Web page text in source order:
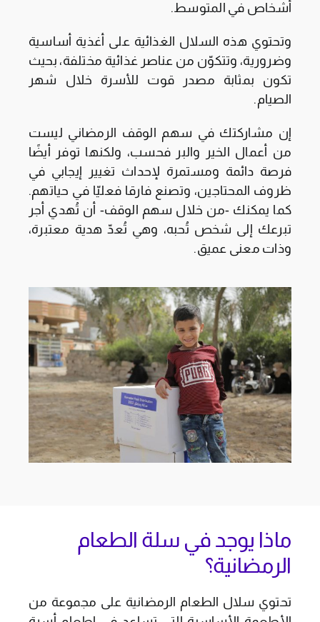
أشخاص في المتوسط.
وتحتوي هذه السلال الغذائية على أغذية أساسية
وضرورية، وتتكوّن من عناصر غذائية مختلفة، بحيث
تكون بمثابة مصدر قوت للأسرة خلال شهر
الصيام.
إن مشاركتك في سهم الوقف الرمضاني ليست
من أعمال الخير والبر فحسب، ولكنها توفر أيضًا
فرصة دائمة ومستمرة لإحداث تغيير إيجابي في
ظروف المحتاجين، وتصنع فارقا فعليّا في حياتهم.
كما يمكنك -من خلال سهم الوقف- أن تُهدي أجر
تبرعك إلى شخص تُحبه، وهي تُعدّ هدية معتبرة،
وذات معنى عميق.
ماذا يوجد في سلة الطعام
الرمضانية؟
تحتوي سلال الطعام الرمضانية على مجموعة من